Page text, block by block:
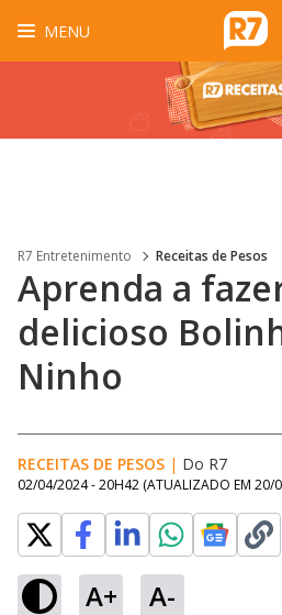
MENU
R7 Entretenimento Receitas de Pesos
Aprenda a
delicioso
Ninho
RECEITAS DE PESOS | Do R7
02/04/2024 - 20H42 (ATUALIZADO EM 20/
A+ A-